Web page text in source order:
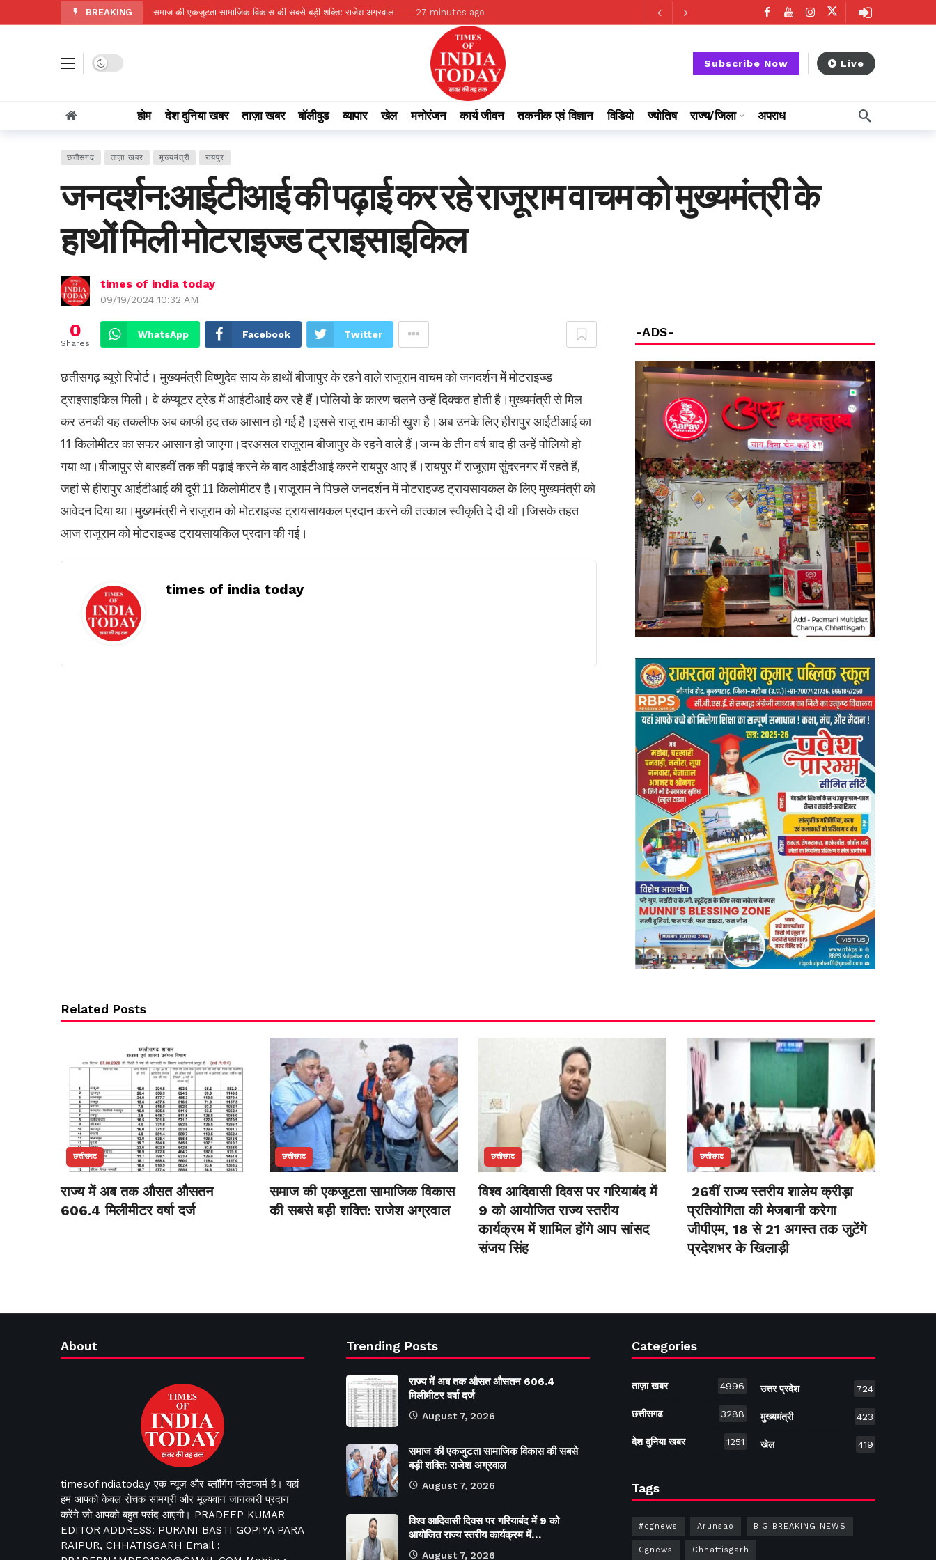
BREAKING समाज की एकजुटता सामाजिक विकास की सबसे बड़ी शक्ति: राजेश अग्रवाल 27 minutes ago
विश्व आदिवासी दिवस पर गरियाबंद में 9 को आयोजित राज्य स्तरीय कार्यक्रम में शामिल होंगे आप सांसद संजय सिंह
26वीं राज्य स्तरीय शालेय क्रीड़ा प्रतियोगिता की मेजबानी करेगा जीपीएम, 18 से 21 अगस्त तक जुटेंगे प्रदेशभर के खिलाड़ी
1 hour ago
धान के साथ अदरक की खेती ने बदली किसान की तकदीर, पौन एकड़ से कमाया लाखों का मुनाफा 1 hour ago
ढाई साल की उपलब्धियाँ- छत्तीसगढ़ का श्रमिक कल्याण के क्षेत्र में नई पहचान 1 hour ago
BCCI ने शेयर किया टीम इंडिया का मजेदार प्रैक्टिस वीडियो, नए फील्डिंग कोच ने खिलाड़ियों को दिया बड़ा चैलेंज
Shubman Gill Injury: उंगली में चोट के कारण पहले दिन नहीं खेलेंगे कप्तान, KL राहुल संभाल रहे कमान 6 hours ago
राज्य में अब तक औसत औसतन 606.4 मिलीमीटर वर्षा दर्ज 20 minutes ago
Dark mode Subscribe Now Live
होम देश दुनिया खबर ताज़ा खबर बॉलीवुड व्यापार खेल मनोरंजन कार्य जीवन तकनीक एवं विज्ञान विडियो ज्योतिष राज्य/जिला अपराध
छत्तीसगढ ताज़ा खबर मुख्यमंत्री रायपुर
जनदर्शन:आईटीआई की पढ़ाई कर रहे राजूराम वाचम को मुख्यमंत्री के
हाथों मिली मोटराइज्ड ट्राइसाइकिल
times of india today
09/19/2024 10:32 AM
0
Shares
WhatsApp Facebook Twitter
छतीसगढ़ ब्यूरो रिपोर्ट। मुख्यमंत्री विष्णुदेव साय के हाथों बीजापुर के रहने वाले राजूराम वाचम को जनदर्शन में मोटराइज्ड
ट्राइसाइकिल मिली। वे कंप्यूटर ट्रेड में आईटीआई कर रहे हैं।पोलियो के कारण चलने उन्हें दिक्कत होती है।मुख्यमंत्री से मिल
कर उनकी यह तकलीफ अब काफी हद तक आसान हो गई है।इससे राजू राम काफी खुश है।अब उनके लिए हीरापुर आईटीआई का
11 किलोमीटर का सफर आसान हो जाएगा।दरअसल राजूराम बीजापुर के रहने वाले हैं।जन्म के तीन वर्ष बाद ही उन्हें पोलियो हो
गया था।बीजापुर से बारहवीं तक की पढ़ाई करने के बाद आईटीआई करने रायपुर आए हैं।रायपुर में राजूराम सुंदरनगर में रहते हैं,
जहां से हीरापुर आईटीआई की दूरी 11 किलोमीटर है।राजूराम ने पिछले जनदर्शन में मोटराइज्ड ट्रायसायकल के लिए मुख्यमंत्री को
आवेदन दिया था।मुख्यमंत्री ने राजूराम को मोटराइज्ड ट्रायसायकल प्रदान करने की तत्काल स्वीकृति दे दी थी।जिसके तहत
आज राजूराम को मोटराइज्ड ट्रायसायकिल प्रदान की गई।
times of india today
-ADS-
Related Posts
छत्तीसगढ
राज्य में अब तक औसत औसतन
606.4 मिलीमीटर वर्षा दर्ज
छत्तीसगढ
समाज की एकजुटता सामाजिक विकास
की सबसे बड़ी शक्ति: राजेश अग्रवाल
छत्तीसगढ
विश्व आदिवासी दिवस पर गरियाबंद में
9 को आयोजित राज्य स्तरीय
कार्यक्रम में शामिल होंगे आप सांसद
संजय सिंह
छत्तीसगढ
26वीं राज्य स्तरीय शालेय क्रीड़ा
प्रतियोगिता की मेजबानी करेगा
जीपीएम, 18 से 21 अगस्त तक जुटेंगे
प्रदेशभर के खिलाड़ी
About
timesofindiatoday एक न्यूज़ और ब्लॉगिंग प्लेटफार्म है। यहां
हम आपको केवल रोचक सामग्री और मूल्यवान जानकारी प्रदान
करेंगे जो आपको बहुत पसंद आएगी। PRADEEP KUMAR
EDITOR ADDRESS: PURANI BASTI GOPIYA PARA
RAIPUR, CHHATISGARH Email :
Trending Posts
राज्य में अब तक औसत औसतन 606.4
मिलीमीटर वर्षा दर्ज
August 7, 2026
समाज की एकजुटता सामाजिक विकास की सबसे
बड़ी शक्ति: राजेश अग्रवाल
August 7, 2026
विश्व आदिवासी दिवस पर गरियाबंद में 9 को
आयोजित राज्य स्तरीय कार्यक्रम में…
August 7, 2026
Categories
ताज़ा खबर 4996
छत्तीसगढ 3288
देश दुनिया खबर 1251
उत्तर प्रदेश 724
मुख्यमंत्री 423
खेल 419
Tags
#cgnews Arunsao BIG BREAKING NEWS
Cgnews Chhattisgarh